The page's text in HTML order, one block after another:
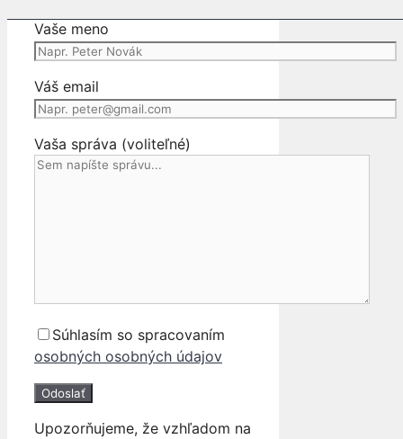
PRAVE
ZADNE
DVERE
Vaše meno
Váš email
Vaša správa (voliteľné)
Súhlasím so spracovaním
osobných osobných údajov
Upozorňujeme, že vzhľadom na